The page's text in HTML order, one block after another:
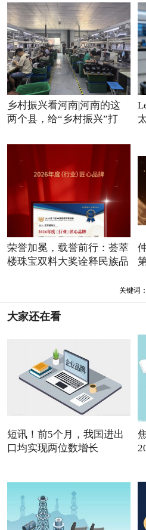
乡村振兴看河南|河南的这
两个县，给“乡村振兴”打
荣誉加冕，载誉前行：荟萃
楼珠宝双料大奖诠释民族品
关键词：
大家还在看
短讯！前5个月，我国进出
口均实现两位数增长